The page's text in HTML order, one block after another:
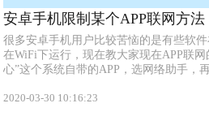
安卓手机限制某个APP联网方法
很多安卓手机用户比较苦恼的是有些软
在WiFi下运行，现在教大家现在APP联
心”这个系统自带的APP，选网络助手，
2020-03-30 10:16:23